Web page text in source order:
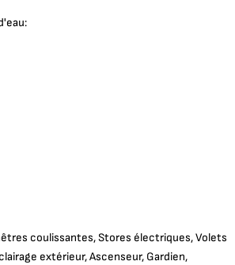
coulissantes, Stores électriques, Volets
extérieur, Ascenseur, Gardien,